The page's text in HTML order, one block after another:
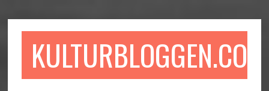
till
till
sidofältet
till
KULTURBLOGGEN.COM